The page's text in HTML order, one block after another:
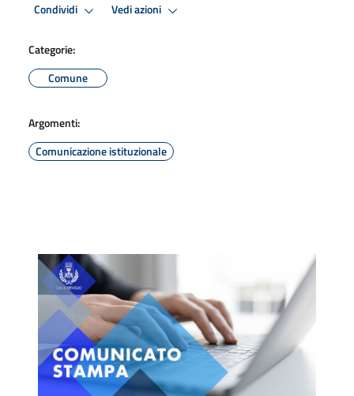
Condividi Vedi azioni
Categorie:
Comune
Argomenti:
Comunicazione istituzionale